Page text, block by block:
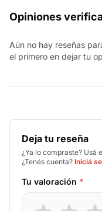
Opiniones
Aún no hay reseñas
el primero en dejar tu
Deja tu reseña
¿Ya lo compraste? Usá
¿Tenés cuenta? Iniciá
Tu valoración *